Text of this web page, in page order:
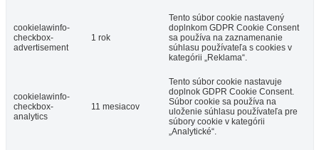
cookielawinfo-
checkbox-
advertisement
1 rok
Tento súbor cookie nastavený
doplnkom GDPR Cookie Consent
sa používa na zaznamenanie
súhlasu používateľa s cookies v
kategórii „Reklama“.
cookielawinfo-
checkbox-
analytics
11 mesiacov
Tento súbor cookie nastavuje
doplnok GDPR Cookie Consent.
Súbor cookie sa používa na
uloženie súhlasu používateľa pre
súbory cookie v kategórii
„Analytické“.